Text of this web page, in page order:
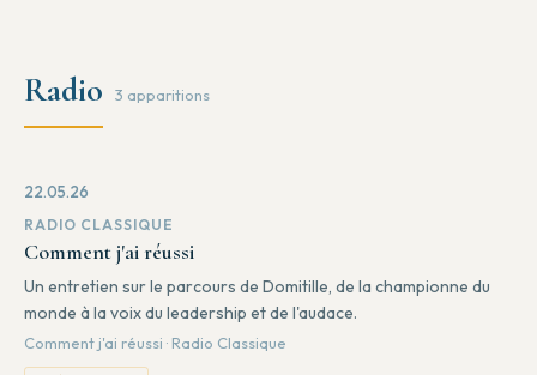
Radio 3 apparitions
22.05.26
RADIO CLASSIQUE
Comment j'ai réussi
Un entretien sur le parcours de Domitille, de la championne du
monde à la voix du leadership et de l'audace.
Comment j'ai réussi · Radio Classique